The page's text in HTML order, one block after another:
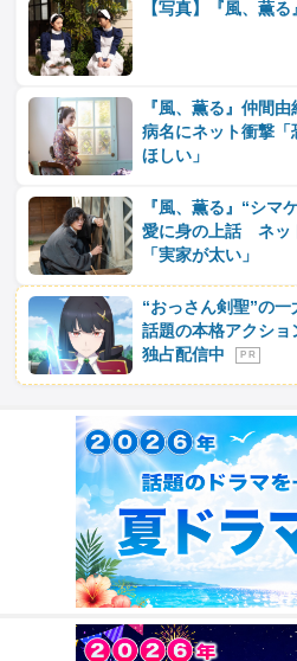
【写真】『風、薫
『風、薫る』仲間
病名にネット衝撃「
ほしい」
『風、薫る』“シマ
愛に身の上話 ネッ
「実家が太い」
“おっさん剣聖”の
話題の本格アクシ
独占配信中
P R